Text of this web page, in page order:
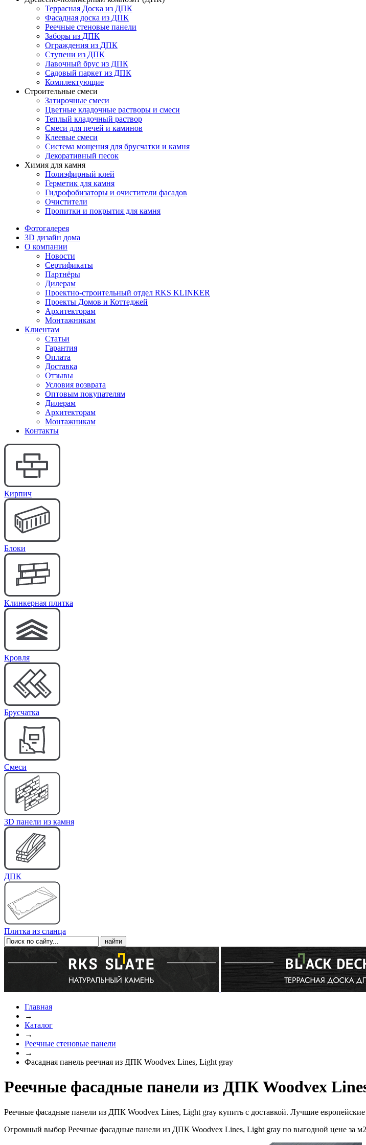
Террасная Доска из ДПК
Фасадная доска из ДПК
Реечные стеновые панели
Заборы из ДПК
Ограждения из ДПК
Ступени из ДПК
Лавочный брус из ДПК
Садовый паркет из ДПК
Комплектующие
Строительные смеси
Затирочные смеси
Цветные кладочные растворы и смеси
Теплый кладочный раствор
Смеси для печей и каминов
Клеевые смеси
Система мощения для брусчатки и камня
Декоративный песок
Химия для камня
Полиэфирный клей
Герметик для камня
Гидрофобизаторы и очистители фасадов
Очистители
Пропитки и покрытия для камня
Фотогалерея
3D дизайн дома
О компании
Новости
Сертификаты
Партнёры
Дилерам
Проектно-строительный отдел RKS KLINKER
Проекты Домов и Коттеджей
Архитекторам
Монтажникам
Клиентам
Статьи
Гарантия
Оплата
Доставка
Отзывы
Условия возврата
Оптовым покупателям
Дилерам
Архитекторам
Монтажникам
Контакты
Кирпич
Блоки
Клинкерная плитка
Кровля
Брусчатка
Cмеси
3D панели из камня
ДПК
Плитка из сланца
Главная
→
Каталог
→
Реечные стеновые панели
→
Фасадная панель реечная из ДПК Woodvex Lines, Light gray
Реечные фасадные панели из ДПК Woodvex
Реечные фасадные панели из ДПК Woodvex Lines, Light gray купить с доставкой. Лучшие
Огромный выбор Реечные фасадные панели из ДПК Woodvex Lines, Light gray по выгодной цене за